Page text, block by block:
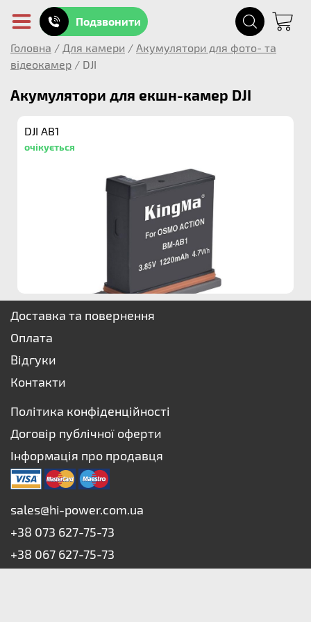
Подзвонити
Головна / Для камери / Акумулятори для фото- та
відеокамер / DJI
Акумулятори для екшн-камер DJI
DJI AB1
очікується
Доставка та повернення
Оплата
Відгуки
Контакти
Політика конфіденційності
Договір публічної оферти
Інформація про продавця
sales@hi-power.com.ua
+38 073 627-75-73
+38 067 627-75-73